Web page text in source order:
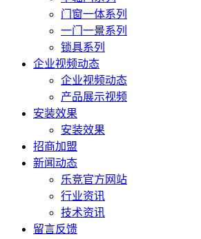
门窗一体系列
一门一景系列
锁具系列
企业视频动态
企业视频动态
产品展示视频
安装效果
安装效果
招商加盟
新闻动态
乐竞官方网站
行业资讯
技术资讯
留言反馈